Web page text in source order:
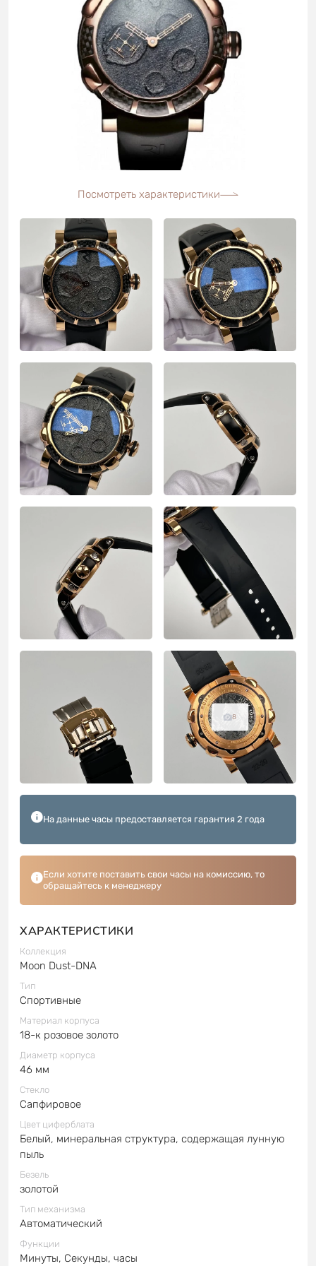
Посмотреть характеристики
8
На данные часы предоставляется гарантия 2 года
Если хотите поставить свои часы на комиссию, то
обращайтесь к менеджеру
ХАРАКТЕРИСТИКИ
Коллекция
Moon Dust-DNA
Тип
Спортивные
Материал корпуса
18-к розовое золото
Диаметр корпуса
46 мм
Стекло
Сапфировое
Цвет циферблата
Белый, минеральная структура, содержащая лунную
пыль
Безель
золотой
Тип механизма
Автоматический
Функции
Минуты, Секунды, часы